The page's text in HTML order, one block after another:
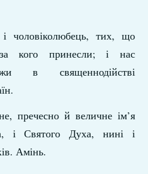
чоловіколюбець, тих, що
кого принесли; і нас
в священнодійстві
пречесно й величне ім’я
і Святого Духа, нині і
Амінь.